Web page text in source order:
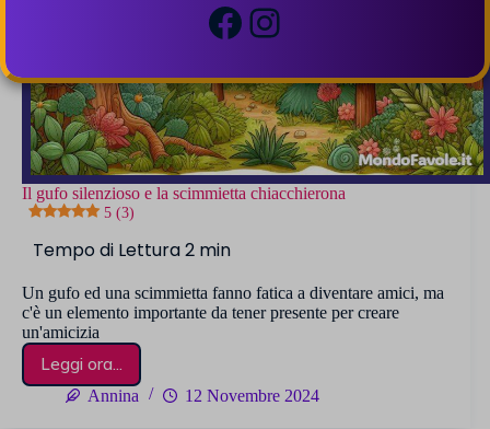
Facebook
Instagram
Il gufo silenzioso e la scimmietta chiacchierona
5 (3)
Un gufo ed una scimmietta fanno fatica a diventare amici, ma
c'è un elemento importante da tener presente per creare
un'amicizia
Leggi ora...
Il
gufo
Annina 12 Novembre 2024